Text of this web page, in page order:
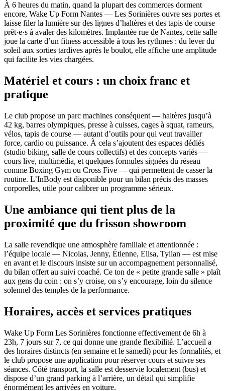
À 6 heures du matin, quand la plupart des commerces dorment
encore, Wake Up Form Nantes — Les Sorinières ouvre ses portes et
laisse filer la lumière sur des lignes d’haltères et des tapis de course
prêt·e·s à avaler des kilomètres. Implantée rue de Nantes, cette salle
joue la carte d’un fitness accessible à tous les rythmes : du lever du
soleil aux sorties tardives après le boulot, elle affiche une amplitude
qui facilite les vies chargées.
Matériel et cours : un choix franc et
pratique
Le club propose un parc machines conséquent — haltères jusqu’à
42 kg, barres olympiques, presse à cuisses, cages à squat, rameurs,
vélos, tapis de course — autant d’outils pour qui veut travailler
force, cardio ou puissance. À cela s’ajoutent des espaces dédiés
(studio biking, salle de cours collectifs) et des concepts variés —
cours live, multimédia, et quelques formules signées du réseau
comme Boxing Gym ou Cross Five — qui permettent de casser la
routine. L’InBody est disponible pour un bilan précis des masses
corporelles, utile pour calibrer un programme sérieux.
Une ambiance qui tient plus de la
proximité que du frisson showroom
La salle revendique une atmosphère familiale et attentionnée :
l’équipe locale — Nicolas, Jenny, Étienne, Elisa, Tylian — est mise
en avant et le discours insiste sur un accompagnement personnalisé,
du bilan offert au suivi coaché. Ce ton de « petite grande salle » plaît
aux gens du coin : on s’y croise, on s’y encourage, loin du silence
solennel des temples de la performance.
Horaires, accès et services pratiques
Wake Up Form Les Sorinières fonctionne effectivement de 6h à
23h, 7 jours sur 7, ce qui donne une grande flexibilité. L’accueil a
des horaires distincts (en semaine et le samedi) pour les formalités, et
le club propose une application pour réserver cours et suivre ses
séances. Côté transport, la salle est desservie localement (bus) et
dispose d’un grand parking à l’arrière, un détail qui simplifie
énormément les arrivées en voiture.